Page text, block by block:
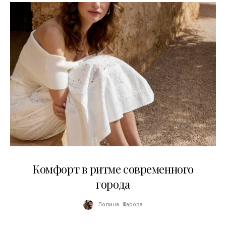
Комфорт в ритме современного
города
Полина Жарова